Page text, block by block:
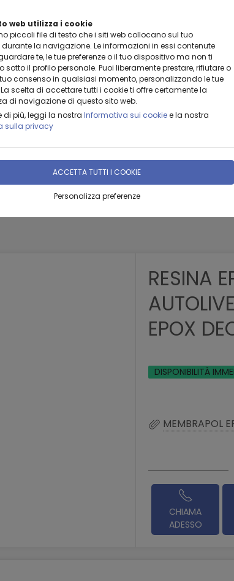
web utilizza i cookie
piccoli file di testo che i siti web collocano sul tuo
la navigazione. Le informazioni in essi contenute
te, le tue preferenze o il tuo dispositivo ma non ti
sotto il profilo personale. Puoi liberamente prestare, rifiutare o
consenso in qualsiasi momento, personalizzando le tue
La scelta di accettare tutti i cookie ti offre certamente la
di navigazione di questo sito web.
di più, leggi la nostra Informativa sui cookiee la nostra
sulla privacy
ACCETTA TUTTI I COOKIE
Personalizza preferenze
BENVENUTI DA LEANZA GROUP
PROMOZIONI CATALOGHI
RESINA
EPOX
DISPONIBILITÀ
MEMBRAPOL
CHIAMA
ADESSO